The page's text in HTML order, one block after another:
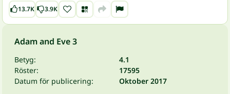
13.7K 3.9K
Adam and Eve 3
Betyg:
4.1
Röster:
17595
Datum för publicering:
Oktober 2017